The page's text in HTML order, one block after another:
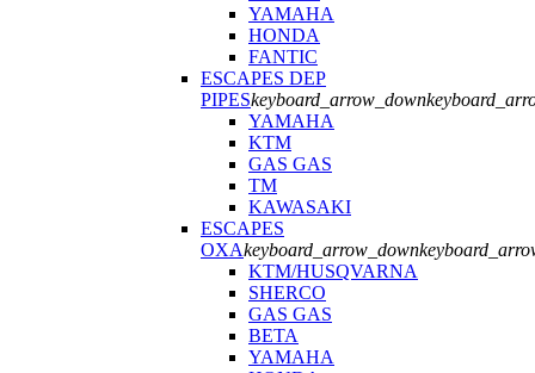
YAMAHA
HONDA
FANTIC
ESCAPES DEP
PIPESkeyboard_arrow_down
YAMAHA
KTM
GAS GAS
TM
KAWASAKI
ESCAPES
OXAkeyboard_arrow_down
KTM/HUSQVARNA
SHERCO
GAS GAS
BETA
YAMAHA